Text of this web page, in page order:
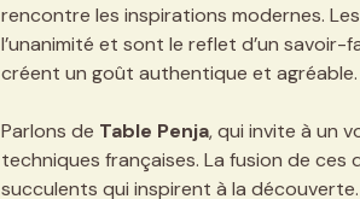
rencontre les inspirations modernes.
l’unanimité et sont le reflet d’un
créent un goût authentique et agréable.
Parlons de Table Penja, qui invite à un
techniques françaises. La fusion de
succulents qui inspirent à la